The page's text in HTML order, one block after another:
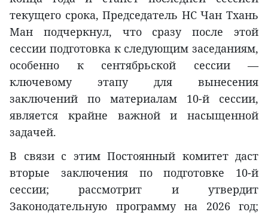
текущего срока, Председатель НС Чан Тхань
Ман подчеркнул, что сразу после этой
сессии подготовка к следующим заседаниям,
особенно к сентябрьской сессии —
ключевому этапу для вынесения
заключений по материалам 10-й сессии,
является крайне важной и насыщенной
задачей.
В связи с этим Постоянный комитет даст
вторые заключения по подготовке 10-й
сессии; рассмотрит и утвердит
Законодательную программу на 2026 год;